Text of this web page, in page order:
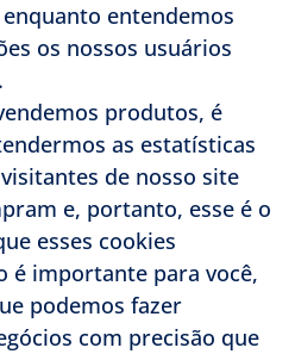
entendemos
os nossos usuários
produtos, é
as estatísticas
de nosso site
e, portanto, esse é o
esses cookies
é importante para você,
podemos fazer
com precisão que